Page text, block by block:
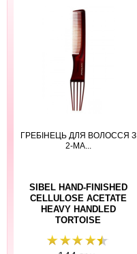
ГРЕБІНЕЦЬ ДЛЯ ВОЛОССЯ З
2-МА...
SIBEL HAND-FINISHED
CELLULOSE ACETATE
HEAVY HANDLED
TORTOISE